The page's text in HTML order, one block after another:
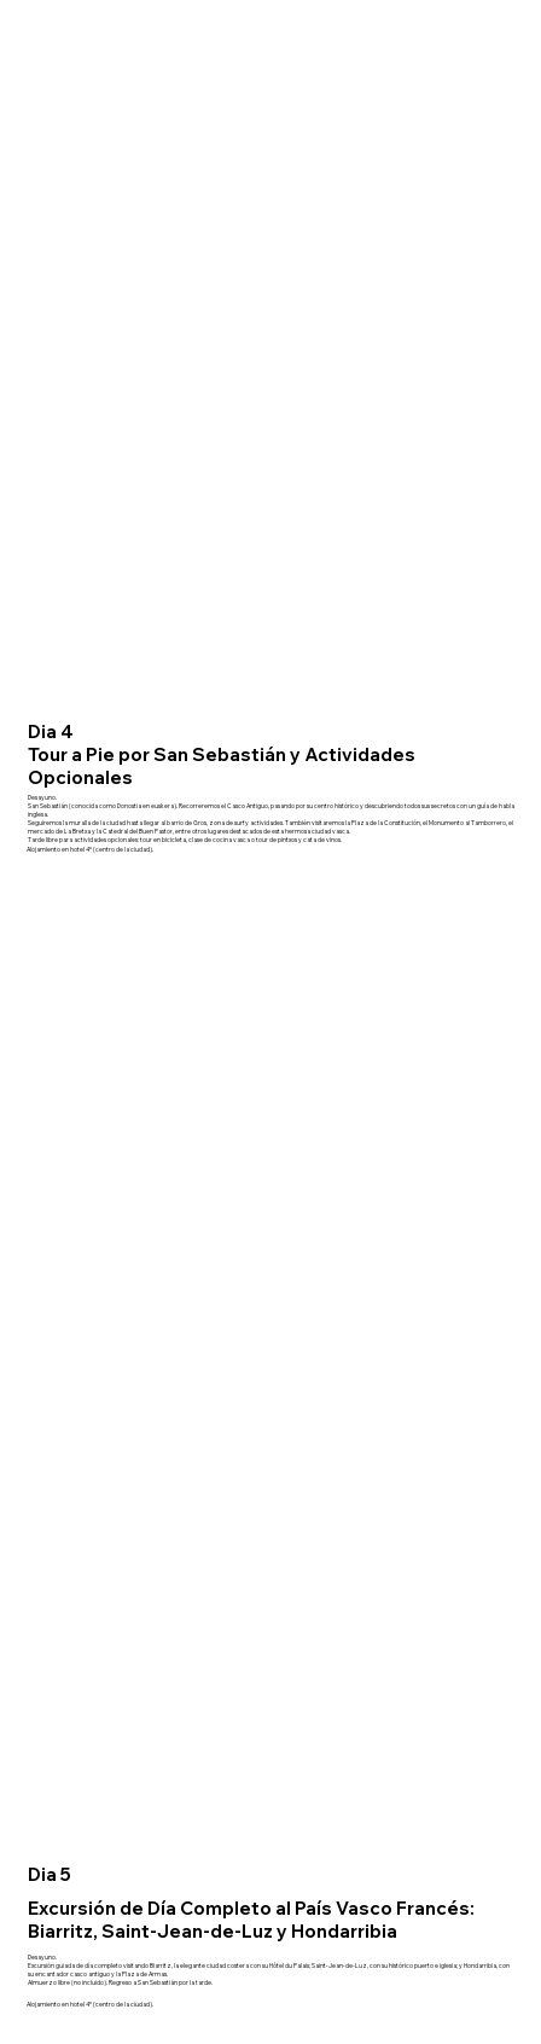
Dia 4
Tour a Pie por San Sebastián y Actividades
Opcionales
Desayuno.
San Sebastián (conocida como Donostia en euskera). Recorreremos el Casco Antiguo, pasando por su centro histórico y descubriendo todos sus secretos con un guía de habla
inglesa.
Seguiremos la muralla de la ciudad hasta llegar al barrio de Gros, zona de surf y actividades. También visitaremos la Plaza de la Constitución, el Monumento al Tamborrero, el
mercado de La Bretxa y la Catedral del Buen Pastor, entre otros lugares destacados de esta hermosa ciudad vasca.
Tarde libre para actividades opcionales: tour en bicicleta, clase de cocina vasca o tour de pintxos y cata de vinos.
Alojamiento en hotel 4* (centro de la ciudad).
Dia 5
Excursión de Día Completo al País Vasco Francés:
Biarritz, Saint-Jean-de-Luz y Hondarribia
Desayuno.
Excursión guiada de día completo visitando Biarritz, la elegante ciudad costera con su Hôtel du Palais; Saint-Jean-de-Luz, con su histórico puerto e iglesia; y Hondarribia, con
su encantador casco antiguo y la Plaza de Armas.
Almuerzo libre (no incluido). Regreso a San Sebastián por la tarde.
Alojamiento en hotel 4* (centro de la ciudad).